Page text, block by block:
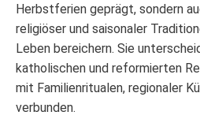
Herbstferien geprägt, sondern
religiöser und saisonaler
Leben bereichern. Sie
katholischen und reformierten
mit Familienritualen, regionaler
verbunden.